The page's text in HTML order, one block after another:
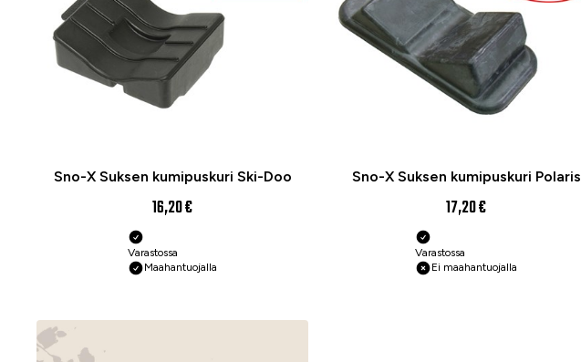
Sno-X Suksen kumipuskuri Ski-Doo
16,20 €
Varastossa
Maahantuojalla
Sno-X Suksen kumipuskuri Polaris
17,20 €
Varastossa
Ei maahantuojalla